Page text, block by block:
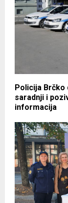
Policija Brčko
saradnji i
informacija